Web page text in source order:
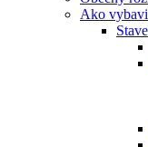
Ako